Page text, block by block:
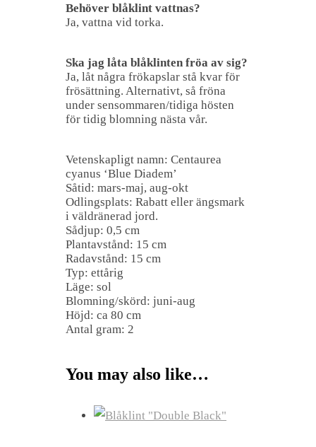
Behöver blåklint vattnas?
Ja, vattna vid torka.
Ska jag låta blåklinten fröa av sig?
Ja, låt några frökapslar stå kvar för
frösättning. Alternativt, så fröna
under sensommaren/tidiga hösten
för tidig blomning nästa vår.
Vetenskapligt namn: Centaurea
cyanus ‘Blue Diadem’
Såtid: mars-maj, aug-okt
Odlingsplats: Rabatt eller ängsmark
i väldränerad jord.
Sådjup: 0,5 cm
Plantavstånd: 15 cm
Radavstånd: 15 cm
Typ: ettårig
Läge: sol
Blomning/skörd: juni-aug
Höjd: ca 80 cm
Antal gram: 2
You may also like…